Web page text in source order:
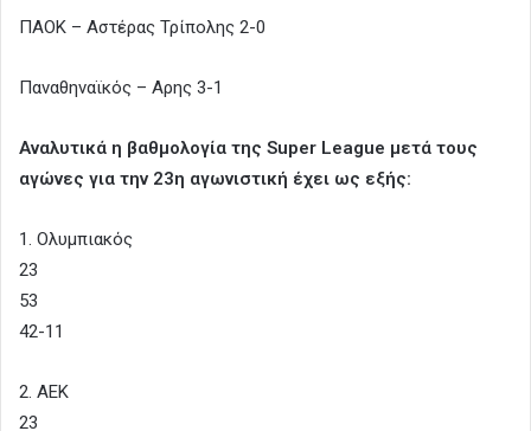
ΠΑΟΚ – Αστέρας Τρίπολης 2-0
Παναθηναϊκός – Αρης 3-1
Αναλυτικά η βαθμολογία της Super League μετά τους
αγώνες για την 23η αγωνιστική έχει ως εξής:
1. Ολυμπιακός
23
53
42-11
2. AEK
23